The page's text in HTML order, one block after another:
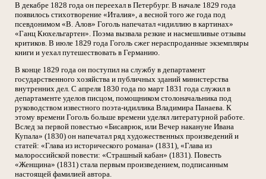
В декабре 1828 года он переехал в Петербург. В начале 1829 года
появилось стихотворение «Италия», а весной того же года под
псевдонимом «В. Алов» Гоголь напечатал «идиллию в картинах»
«Ганц Кюхельгартен». Поэма вызвала резкие и насмешливые отзывы
критиков. В июле 1829 года Гоголь сжег нераспроданные экземпляры
книги и уехал путешествовать в Германию.
В конце 1829 года он поступил на службу в департамент
государственного хозяйства и публичных зданий министерства
внутренних дел. С апреля 1830 года по март 1831 года служил в
департаменте уделов писцом, помощником столоначальника под
руководством известного поэта-идиллика Владимира Панаева. К
этому времени Гоголь больше времени уделял литературной работе.
Вслед за первой повестью «Бисаврюк, или Вечер накануне Ивана
Купала» (1830) он напечатал ряд художественных произведений и
статей: «Глава из исторического романа» (1831), «Глава из
малороссийской повести: «Страшный кабан» (1831). Повесть
«Женщина» (1831) стала первым произведением, подписанным
настоящей фамилией автора.